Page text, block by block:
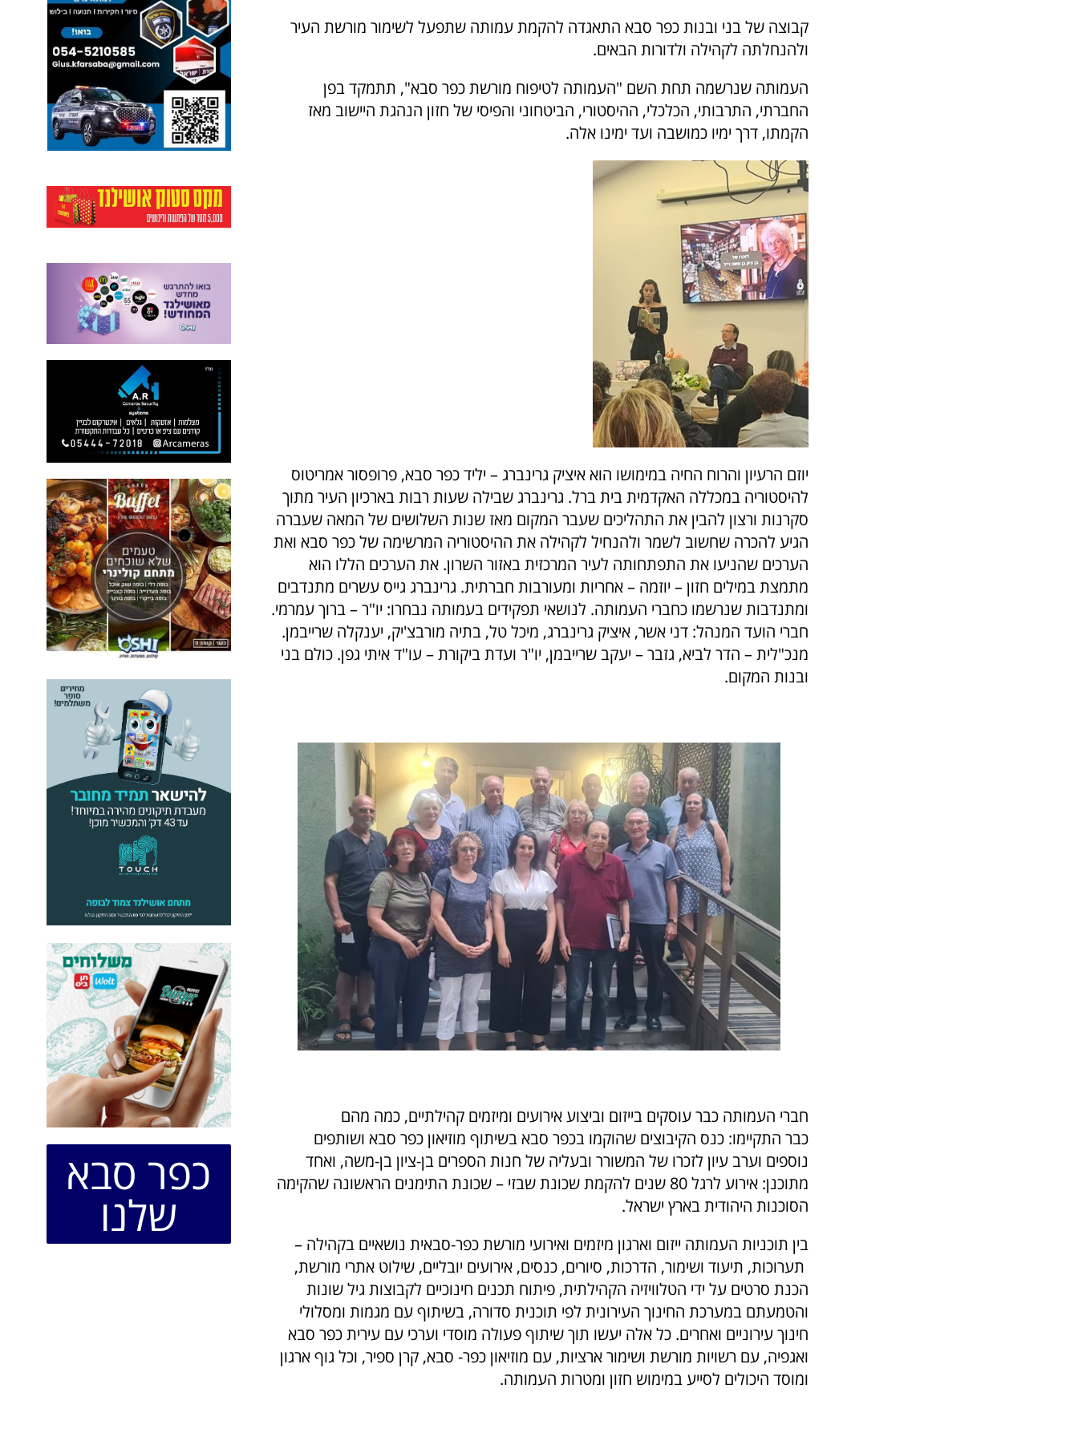
קבוצה של בני ובנות כפר סבא התאגדה להקמת עמותה שתפעל לשימור מורשת העיר
ולהנחלתה לקהילה ולדורות הבאים.
העמותה שנרשמה תחת השם "העמותה לטיפוח מורשת כפר סבא", תתמקד בפן
החברתי, התרבותי, הכלכלי, ההיסטורי, הביטחוני והפיסי של חזון הנהגת היישוב מאז
הקמתו, דרך ימיו כמושבה ועד ימינו אלה.
יוזם הרעיון והרוח החיה במימושו הוא איציק גרינברג – יליד כפר סבא, פרופסור אמריטוס
להיסטוריה במכללה האקדמית בית ברל. גרינברג שבילה שעות רבות בארכיון העיר מתוך
סקרנות ורצון להבין את התהליכים שעבר המקום מאז שנות השלושים של המאה שעברה
הגיע להכרה שחשוב לשמר ולהנחיל לקהילה את ההיסטוריה המרשימה של כפר סבא ואת
הערכים שהניעו את התפתחותה לעיר המרכזית באזור השרון. את הערכים הללו הוא
מתמצת במילים חזון – יוזמה – אחריות ומעורבות חברתית. גרינברג גייס עשרים מתנדבים
ומתנדבות שנרשמו כחברי העמותה. לנושאי תפקידים בעמותה נבחרו: יו"ר – ברוך עמרמי.
חברי הועד המנהל: דני אשר, איציק גרינברג, מיכל טל, בתיה מורבצ'יק, יענקלה שרייבמן.
מנכ"לית – הדר לביא, גזבר – יעקב שרייבמן, יו"ר ועדת ביקורת – עו"ד איתי גפן. כולם בני
ובנות המקום.
חברי העמותה כבר עוסקים בייזום וביצוע אירועים ומיזמים קהילתיים, כמה מהם
כבר התקיימו: כנס הקיבוצים שהוקמו בכפר סבא בשיתוף מוזיאון כפר סבא ושותפים
נוספים וערב עיון לזכרו של המשורר ובעליה של חנות הספרים בן-ציון בן-משה, ואחד
מתוכנן: אירוע לרגל 80 שנים להקמת שכונת שבזי – שכונת התימנים הראשונה שהקימה
הסוכנות היהודית בארץ ישראל.
בין תוכניות העמותה ייזום וארגון מיזמים ואירועי מורשת כפר-סבאית נושאיים בקהילה –
תערוכות, תיעוד ושימור, הדרכות, סיורים, כנסים, אירועים יובליים, שילוט אתרי מורשת,
הכנת סרטים על ידי הטלוויזיה הקהילתית, פיתוח תכנים חינוכיים לקבוצות גיל שונות
והטמעתם במערכת החינוך העירונית לפי תוכנית סדורה, בשיתוף עם מגמות ומסלולי
חינוך עירוניים ואחרים. כל אלה יעשו תוך שיתוף פעולה מוסדי וערכי עם עירית כפר סבא
ואגפיה, עם רשויות מורשת ושימור ארציות, עם מוזיאון כפר- סבא, קרן ספיר, וכל גוף ארגון
ומוסד היכולים לסייע במימוש חזון ומטרות העמותה.
כפר סבא
שלנו